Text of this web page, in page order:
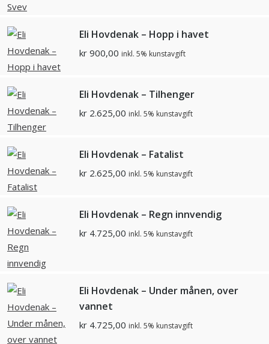
Eli Hovdenak – Hopp i havet
kr 900,00 inkl. 5% kunstavgift
Eli Hovdenak – Tilhenger
kr 2.625,00 inkl. 5% kunstavgift
Eli Hovdenak – Fatalist
kr 2.625,00 inkl. 5% kunstavgift
Eli Hovdenak – Regn innvendig
kr 4.725,00 inkl. 5% kunstavgift
Eli Hovdenak – Under månen, over
vannet
kr 4.725,00 inkl. 5% kunstavgift